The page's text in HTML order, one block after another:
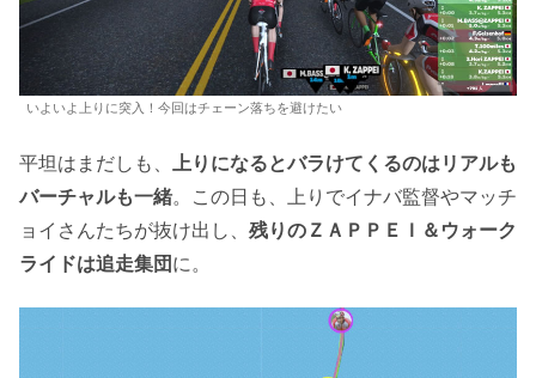
いよいよ上りに突入！今回はチェーン落ちを避けたい
平坦はまだしも、
上りになるとバラけてくるのはリアルも
バーチャルも一緒。この日も、上りでイナバ監督やマッチ
ョイさんたちが抜け出し、 残りのＺＡＰＰＥＩ＆ウォーク
ライドは追走集団 に。